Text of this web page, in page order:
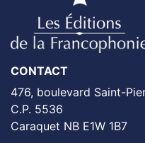
CONTACT
476, boulevard Saint-
C.P. 5536
Caraquet NB E1W 1B7